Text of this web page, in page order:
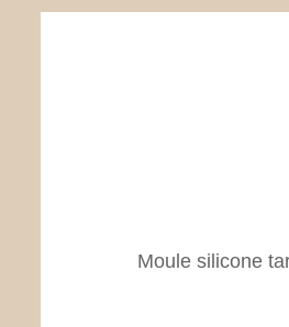
Moule silicone